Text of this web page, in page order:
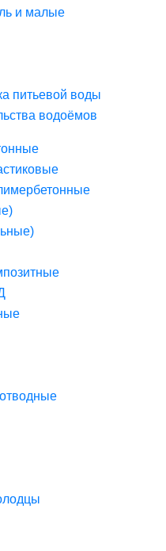
и малые
питьевой воды
водоёмов